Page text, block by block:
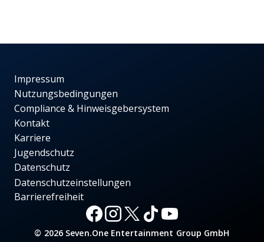
Impressum
Nutzungsbedingungen
Compliance & Hinweisgebersystem
Kontakt
Karriere
Jugendschutz
Datenschutz
Datenschutzeinstellungen
Barrierefreiheit
© 2026 Seven.One Entertainment Group GmbH